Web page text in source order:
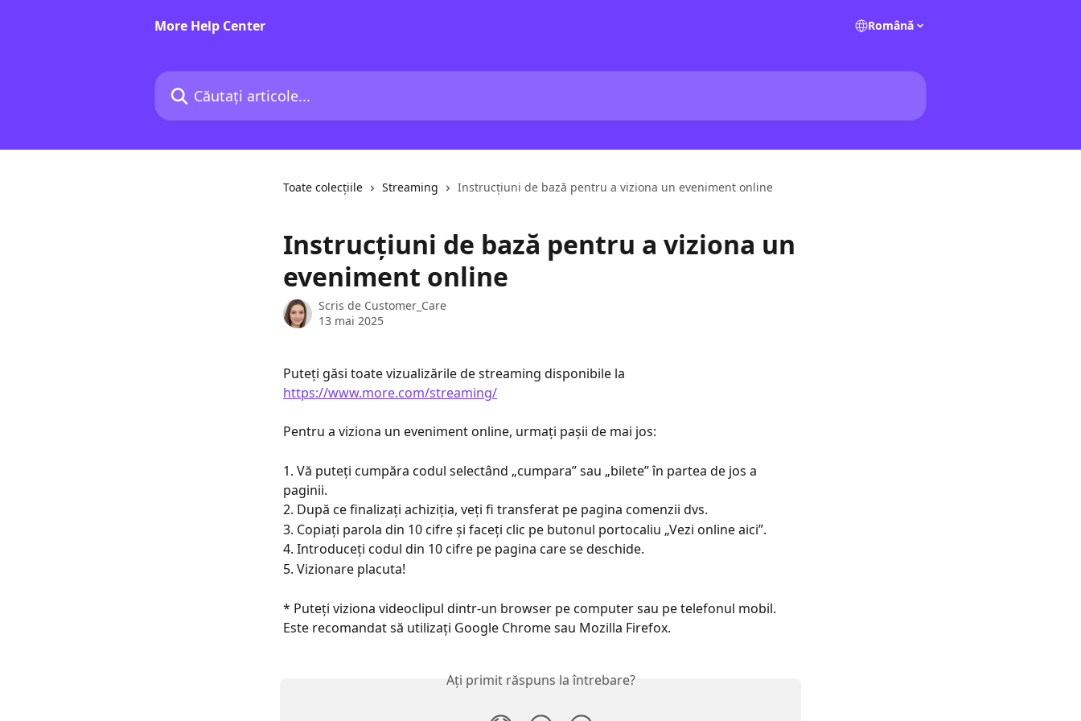
More Help Center
Română
Căutați articole...
Toate colecțiile Streaming Instrucțiuni de bază pentru a viziona un eveniment online
Instrucțiuni de bază pentru a viziona un
eveniment online
Scris de Customer_Care
13 mai 2025
Puteți găsi toate vizualizările de streaming disponibile la
https://www.more.com/streaming/
Pentru a viziona un eveniment online, urmați pașii de mai jos:
1. Vă puteți cumpăra codul selectând „cumpara” sau „bilete” în partea de jos a
paginii.
2. După ce finalizați achiziția, veți fi transferat pe pagina comenzii dvs.
3. Copiați parola din 10 cifre și faceți clic pe butonul portocaliu „Vezi online aici”.
4. Introduceți codul din 10 cifre pe pagina care se deschide.
5. Vizionare placuta!
* Puteți viziona videoclipul dintr-un browser pe computer sau pe telefonul mobil.
Este recomandat să utilizați Google Chrome sau Mozilla Firefox.
Ați primit răspuns la întrebare?